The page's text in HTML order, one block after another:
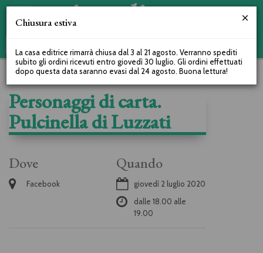
Personaggi di carta.
Pulcinella di Luzzati
Dove
Facebook
Quando
giovedì 2 luglio 2020
dalle 18.00 alle
19.00
Chiusura estiva
La casa editrice rimarrà chiusa dal 3 al 21 agosto. Verranno spediti
subito gli ordini ricevuti entro giovedì 30 luglio. Gli ordini effettuati
dopo questa data saranno evasi dal 24 agosto. Buona lettura!